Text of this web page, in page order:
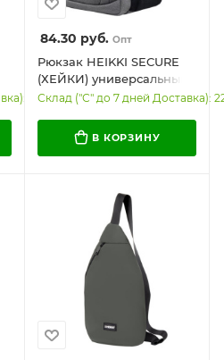
276
84.30 руб. Опт
Рюкзак HEIKKI SECURE
(ХЕЙКИ) универсальный,
2 отделения, отделение
46x31x19 см, 273895
Склад ("С" до 7 дней Доставка):
В КОРЗИНУ